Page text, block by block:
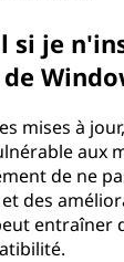
si je
mises à
aux
de ne
des
entraîner